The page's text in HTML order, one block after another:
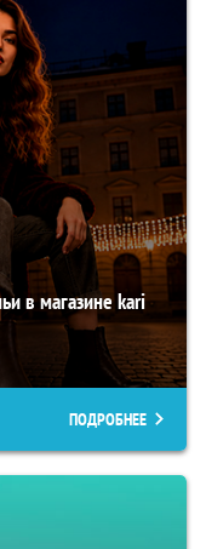
в магазине kari
ПОДРОБНЕЕ